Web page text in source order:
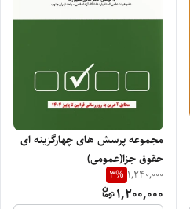
مجموعه پرسش های چهارگزینه ای
حقوق جزا(عمومی)
1,240,000
3%
1,200,000